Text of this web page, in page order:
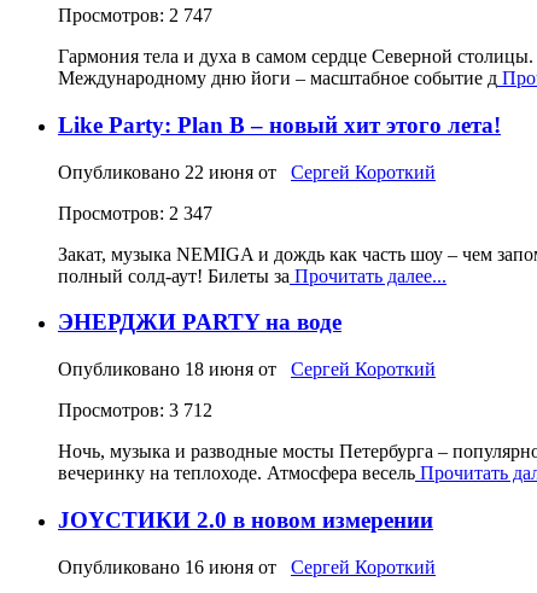
Просмотров: 2 747
Гармония тела и духа в самом сердце Северной
Международному дню йоги – масштабное событие д
Like Party: Plan B – новый хит этого лета!
Опубликовано 22 июня от Сергей Короткий
Просмотров: 2 347
Закат, музыка NEMIGA и дождь как часть шоу – чем
полный солд‑аут! Билеты за Прочитать далее...
ЭНЕРДЖИ PARTY на воде
Опубликовано 18 июня от Сергей Короткий
Просмотров: 3 712
Ночь, музыка и разводные мосты Петербурга –
вечеринку на теплоходе. Атмосфера весель Прочитать
JOYСТИКИ 2.0 в новом измерении
Опубликовано 16 июня от Сергей Короткий